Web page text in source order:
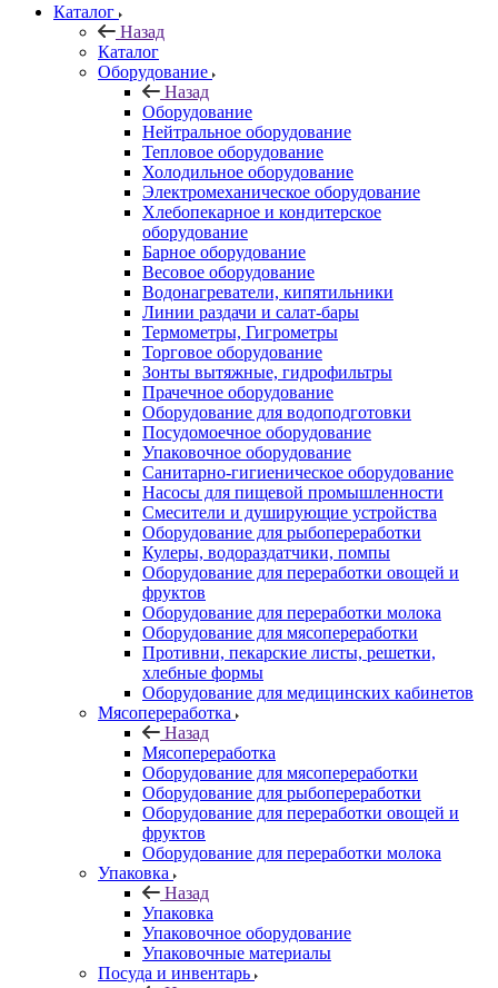
Каталог
Назад
Каталог
Оборудование
Назад
Оборудование
Нейтральное оборудование
Тепловое оборудование
Холодильное оборудование
Электромеханическое оборудование
Хлебопекарное и кондитерское
оборудование
Барное оборудование
Весовое оборудование
Водонагреватели, кипятильники
Линии раздачи и салат-бары
Термометры, Гигрометры
Торговое оборудование
Зонты вытяжные, гидрофильтры
Прачечное оборудование
Оборудование для водоподготовки
Посудомоечное оборудование
Упаковочное оборудование
Санитарно-гигиеническое оборудование
Насосы для пищевой промышленности
Смесители и душирующие устройства
Оборудование для рыбопереработки
Кулеры, водораздатчики, помпы
Оборудование для переработки овощей и
фруктов
Оборудование для переработки молока
Оборудование для мясопереработки
Противни, пекарские листы, решетки,
хлебные формы
Оборудование для медицинских кабинетов
Мясопереработка
Назад
Мясопереработка
Оборудование для мясопереработки
Оборудование для рыбопереработки
Оборудование для переработки овощей и
фруктов
Оборудование для переработки молока
Упаковка
Назад
Упаковка
Упаковочное оборудование
Упаковочные материалы
Посуда и инвентарь